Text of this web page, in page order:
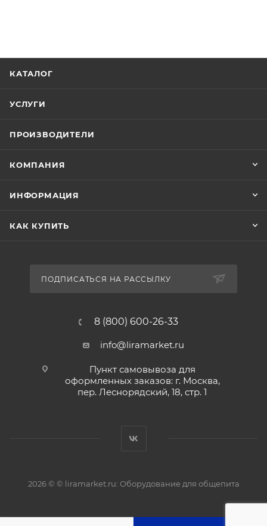
КАТАЛОГ
УСЛУГИ
ПРОИЗВОДИТЕЛИ
КОМПАНИЯ
ИНФОРМАЦИЯ
КАК КУПИТЬ
ПОДПИСАТЬСЯ НА РАССЫЛКУ
8 (800) 600-26-33
info@liramarket.ru
Пункт самовывоза для
оформленных заказов: г. Москва,
пер. Леснорядский, 18, стр. 1
2026 © © liramarket.ru: Оборудование для общепита